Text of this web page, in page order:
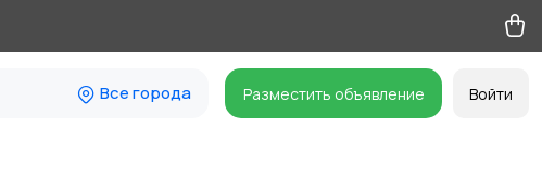
Все города Разместить объявление Войти